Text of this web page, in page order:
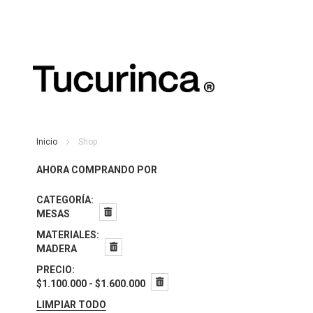
Inicio Shop
AHORA COMPRANDO POR
CATEGORÍA
MESAS
MATERIALES
MADERA
PRECIO
$1.100.000 - $1.600.000
LIMPIAR TODO